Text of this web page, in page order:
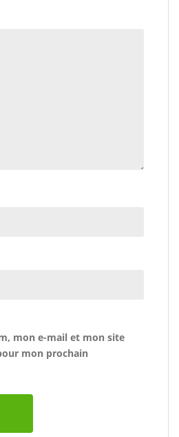
mon e-mail et mon site
mon prochain